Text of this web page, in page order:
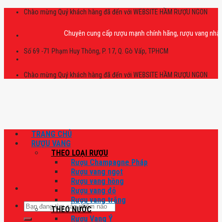
Skip
Chào mừng Quý khách hàng đã đến với WEBSITE HẦM RƯỢU NGON
Chuyên cung cấp rượu mạnh chính hãng, rượu vang nhập
Số 69 -71 Phạm Huy Thông, P. 17, Q. Gò Vấp, TPHCM
Chào mừng Quý khách hàng đã đến với WEBSITE HẦM RƯỢU NGON
Tìm
kiếm:
TRANG CHỦ
RƯỢU VANG
THEO LOẠI RƯỢU
Rượu Champagne Pháp
Rượu vang ngọt
Rượu vang hồng
Rượu vang đỏ
Rượu vang trắng
THEO NƯỚC
Rượu Vang Ý